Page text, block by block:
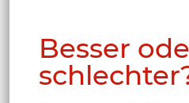
Besser